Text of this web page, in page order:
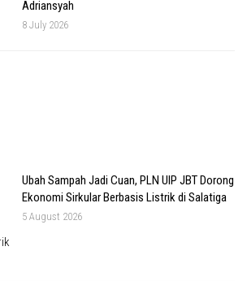
Adriansyah
8 July 2026
Ubah Sampah Jadi Cuan, PLN UIP JBT Dorong
Ekonomi Sirkular Berbasis Listrik di Salatiga
5 August 2026